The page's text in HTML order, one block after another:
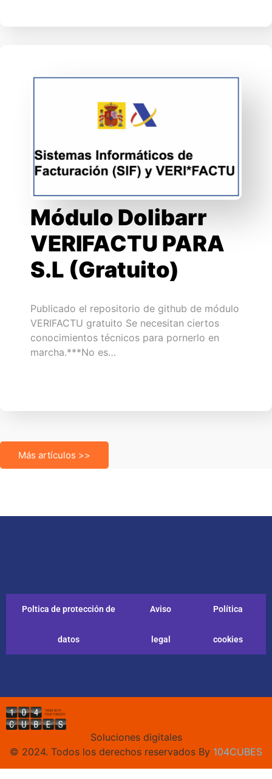
Módulo Dolibarr
VERIFACTU PARA
S.L (Gratuito)
Publicado el repositorio de github de módulo
VERIFACTU gratuito Se necesitan ciertos
conocimientos técnicos para pornerlo en
marcha.***No es…
Más artículos >>
Poltica de protección de
datos
Aviso
legal
Política
cookies
Soluciones digitales
© 2024. Todos los derechos reservados By 104CUBES